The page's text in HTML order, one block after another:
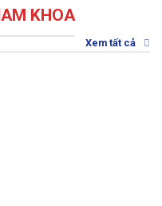
KHOA
Xem tất cả